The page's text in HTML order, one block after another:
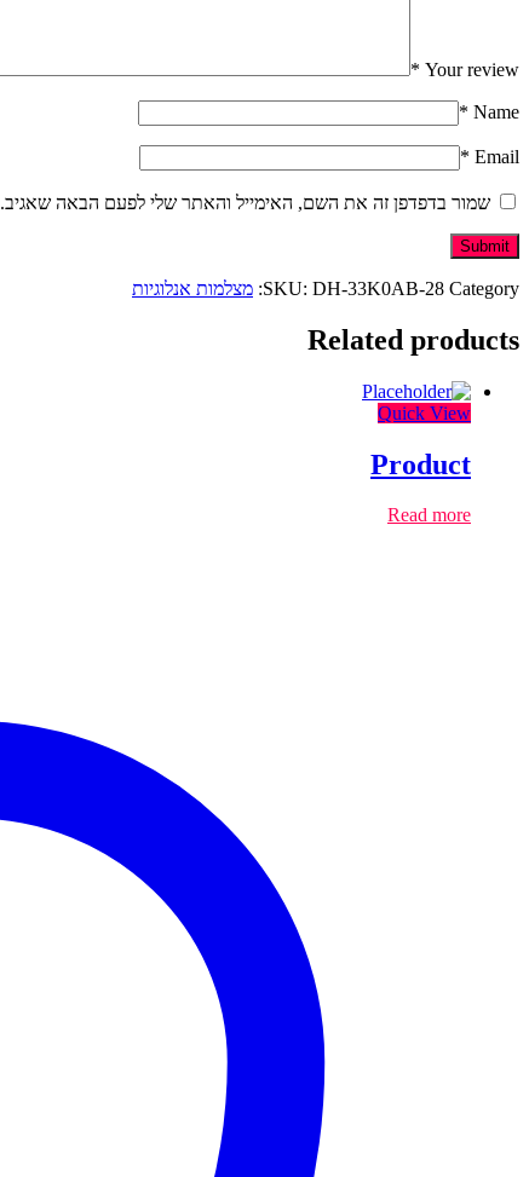
Your review
*
Name
*
Email
*
שמור בדפדפן זה את השם, האימייל והאתר שלי לפעם הבאה שאגיב.
SKU: DH-33K0AB-28 Category: מצלמות אנלוגיות
Related products
Quick View
Product
Read more